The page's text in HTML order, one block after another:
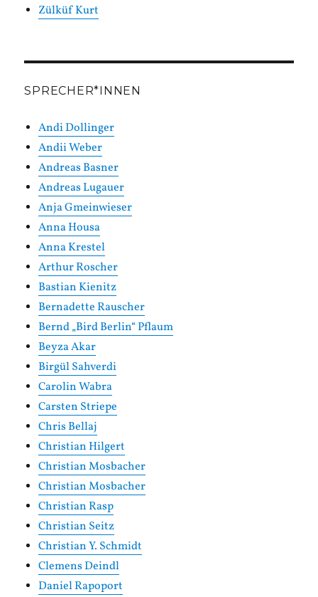
Zülküf Kurt
SPRECHER*INNEN
Andi Dollinger
Andii Weber
Andreas Basner
Andreas Lugauer
Anja Gmeinwieser
Anna Housa
Anna Krestel
Arthur Roscher
Bastian Kienitz
Bernadette Rauscher
Bernd „Bird Berlin“ Pflaum
Beyza Akar
Birgül Sahverdi
Carolin Wabra
Carsten Striepe
Chris Bellaj
Christian Hilgert
Christian Mosbacher
Christian Mosbacher
Christian Rasp
Christian Seitz
Christian Y. Schmidt
Clemens Deindl
Daniel Rapoport